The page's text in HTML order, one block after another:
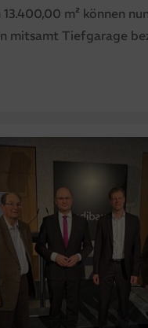
m² können
mitsamt Tiefgarage